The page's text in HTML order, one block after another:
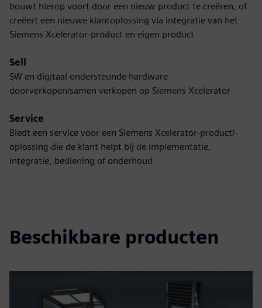
bouwt hierop voort door een nieuw product te creëren, of
creëert een nieuwe klantoplossing via integratie van het
Siemens Xcelerator-product en eigen product
Sell
SW en digitaal ondersteunde hardware
doorverkopen/samen verkopen op Siemens Xcelerator
Service
Biedt een service voor een Siemens Xcelerator-product/-
oplossing die de klant helpt bij de implementatie,
integratie, bediening of onderhoud
Beschikbare producten